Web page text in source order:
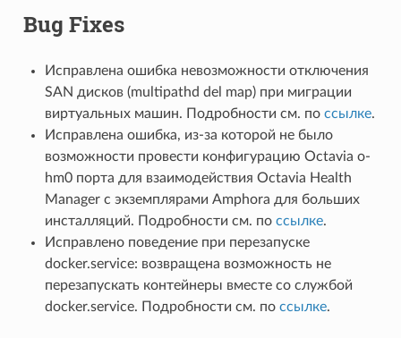
Bug Fixes
Исправлена ошибка невозможности отключения
SAN дисков (multipathd del map) при миграции
виртуальных машин. Подробности см. по ссылке.
Исправлена ошибка, из-за которой не было
возможности провести конфигурацию Octavia o-
hm0 порта для взаимодействия Octavia Health
Manager с экземплярами Amphora для больших
инсталляций. Подробности см. по ссылке.
Исправлено поведение при перезапуске
docker.service: возвращена возможность не
перезапускать контейнеры вместе со службой
docker.service. Подробности см. по ссылке.